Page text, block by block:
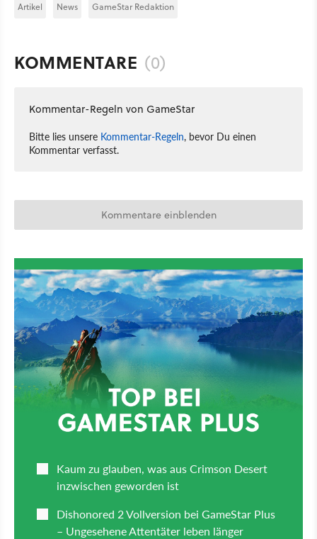
Artikel News GameStar Redaktion
KOMMENTARE (0)
Kommentar-Regeln von GameStar
Bitte lies unsere Kommentar-Regeln, bevor Du einen
Kommentar verfasst.
Kommentare einblenden